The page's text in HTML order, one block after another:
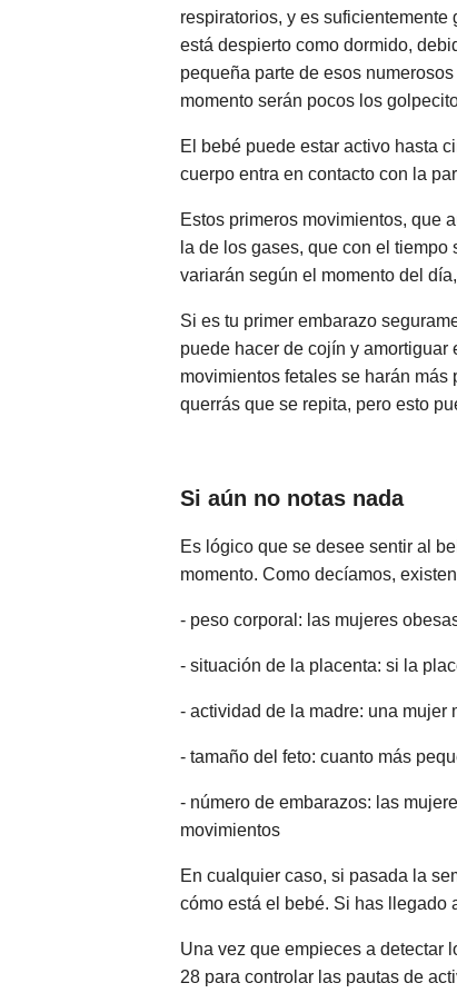
respiratorios, y es
está despierto como dormido,
pequeña parte de esos
momento serán pocos los
El bebé puede estar activo hasta
cuerpo entra en contacto con la
Estos primeros movimientos, que
la de los gases, que con el
variarán según el momento del
Si es tu primer embarazo
puede hacer de cojín y
movimientos fetales se harán más
querrás que se repita, pero esto
Si aún no notas nada
Es lógico que se desee sentir al
momento. Como decíamos,
- peso corporal: las mujeres
- situación de la placenta: si la
- actividad de la madre: una mujer
- tamaño del feto: cuanto más
- número de embarazos: las
movimientos
En cualquier caso, si pasada la
cómo está el bebé. Si has llegado
Una vez que empieces a detectar
28 para controlar las pautas de